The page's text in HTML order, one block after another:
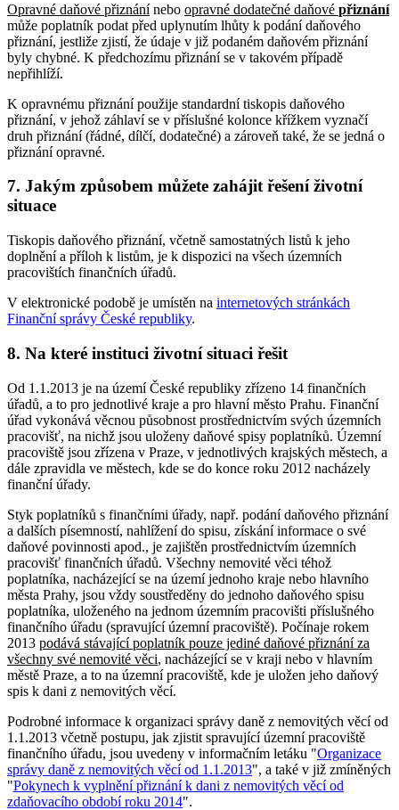
Opravné daňové přiznánínebo opravné dodatečné daňové přiznání
může poplatník podat před uplynutím lhůty k podání daňového
přiznání, jestliže zjistí, že údaje v již podaném daňovém přiznání
byly chybné. K předchozímu přiznání se v takovém případě
nepřihlíží.
K opravnému přiznání použije standardní tiskopis daňového
přiznání, v jehož záhlaví se v příslušné kolonce křížkem vyznačí
druh přiznání (řádné, dílčí, dodatečné) a zároveň také, že se jedná o
přiznání opravné.
7. Jakým způsobem můžete zahájit řešení životní
situace
Tiskopis daňového přiznání, včetně samostatných listů k jeho
doplnění a příloh k listům, je k dispozici na všech územních
pracovištích finančních úřadů.
V elektronické podobě je umístěn na internetových stránkách
Finanční správy České republiky.
8. Na které instituci životní situaci řešit
Od 1.1.2013 je na území České republiky zřízeno 14 finančních
úřadů, a to pro jednotlivé kraje a pro hlavní město Prahu. Finanční
úřad vykonává věcnou působnost prostřednictvím svých územních
pracovišť, na nichž jsou uloženy daňové spisy poplatníků. Územní
pracoviště jsou zřízena v Praze, v jednotlivých krajských městech, a
dále zpravidla ve městech, kde se do konce roku 2012 nacházely
finanční úřady.
Styk poplatníků s finančními úřady, např. podání daňového přiznání
a dalších písemností, nahlížení do spisu, získání informace o své
daňové povinnosti apod., je zajištěn prostřednictvím územních
pracovišť finančních úřadů. Všechny nemovité věci téhož
poplatníka, nacházející se na území jednoho kraje nebo hlavního
města Prahy, jsou vždy soustředěny do jednoho daňového spisu
poplatníka, uloženého na jednom územním pracovišti příslušného
finančního úřadu (spravující územní pracoviště). Počínaje rokem
2013 podává stávající poplatník pouze jediné daňové přiznání za
všechny své nemovité věci, nacházející se v kraji nebo v hlavním
městě Praze, a to na územní pracoviště, kde je uložen jeho daňový
spis k dani z nemovitých věcí.
Podrobné informace k organizaci správy daně z nemovitých věcí od
1.1.2013 včetně postupu, jak zjistit spravující územní pracoviště
finančního úřadu, jsou uvedeny v informačním letáku "Organizace
správy daně z nemovitých věcí od 1.1.2013", a také v již zmíněných
"Pokynech k vyplnění přiznání k dani z nemovitých věcí od
zdaňovacího období roku 2014".